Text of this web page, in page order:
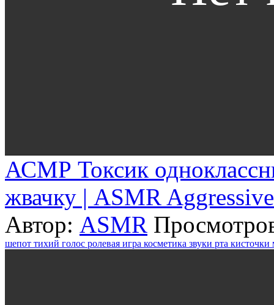
АСМР Токсик
жвачку | ASMR
Автор: ASMR
шепот тихий голос ролевая игра косметика звуки рта кисточки